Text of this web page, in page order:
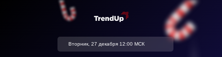
Вторник, 27 декабря 12:00 МСК